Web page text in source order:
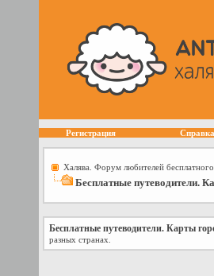
Регистрация Справка
Халява. Форум любителей бесплатного
Бесплатные путеводители.
Бесплатные путеводители. Карты
разных странах.